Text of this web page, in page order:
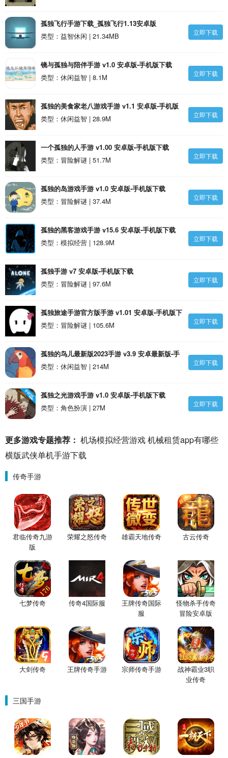
孤独飞行手游下载_孤独飞行1.13安卓版
类型：益智休闲 | 21.34MB
立即下载
镜与孤独与陪伴手游 v1.0 安卓版-手机版下载
类型：休闲益智 | 8.1M
立即下载
孤独的美食家老八游戏手游 v1.1 安卓版-手机版
下载
类型：休闲益智 | 28.9M 立即下载
一个孤独的人手游 v1.00 安卓版-手机版下载
类型：冒险解谜 | 51.7M
立即下载
孤独的岛游戏手游 v1.0 安卓版-手机版下载
类型：冒险解谜 | 37.4M
立即下载
孤独的黑客游戏手游 v15.6 安卓版-手机版下载
类型：模拟经营 | 128.9M
立即下载
孤独手游 v7 安卓版-手机版下载
类型：冒险解谜 | 97.6M
立即下载
孤独旅途手游官方版手游 v1.01 安卓版-手机版下
载
类型：冒险解谜 | 105.6M 立即下载
孤独的鸟儿最新版2023手游 v3.9 安卓最新版-手
机版下载
类型：休闲益智 | 214M 立即下载
孤独之光游戏手游 v1.0 安卓版-手机版下载
类型：角色扮演 | 27M
立即下载
更多游戏专题推荐： 机场模拟经营游戏机械租赁app有哪些
横版武侠单机手游下载
传奇手游
君临传奇九游
版
荣耀之怒传奇 雄霸天地传奇 古云传奇
七梦传奇 传奇4国际服
王牌传奇国际
服
怪物杀手传奇
冒险安卓版
大剑传奇 王牌传奇手游 宗师传奇手游
战神霸业3职
业传奇
三国手游